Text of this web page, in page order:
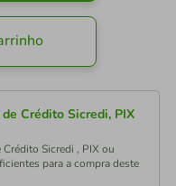
Crédito Sicredi, PIX
Sicredi , PIX ou
para a compra deste